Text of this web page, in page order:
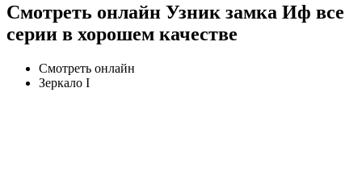
Смотреть онлайн Узник замка Иф все
серии в хорошем качестве
Смотреть онлайн
Зеркало I